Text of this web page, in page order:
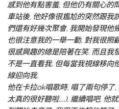
感到他有點害羞, 但他仍有關心的
車站後, 他好像很尷尬的突然跟我
們還有好幾次聚會, 我開始發現他
也很注意我的一舉一動, 對我很照
很感興趣的總是陪著在笑. 而且我
不是一直看我, 但每當我視線移向
線迎向我.
他在卡拉ok唱歌時, 唱了兩句停了
太真的很好聽啦…..), 繼續唱吧, 他